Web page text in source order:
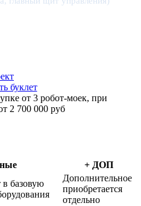
буклет
от 3 робот-моек, при
2 700 000 руб
+ ДОП
базовую
Дополнительное
приобретается
отдельно